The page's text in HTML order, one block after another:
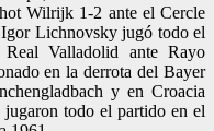
Wilrijk 1-2 ante el Cercle
Lichnovsky jugó todo el
Valladolid ante Rayo
en la derrota del Bayer
y en Croacia
todo el partido en el